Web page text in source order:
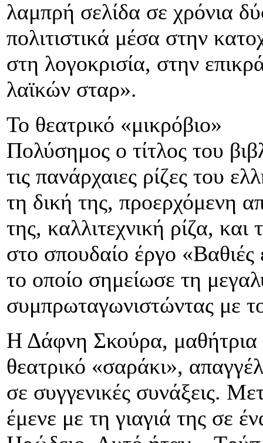
λαμπρή σελίδα σε χρόνια
πολιτιστικά μέσα στην
στη λογοκρισία, στην
λαϊκών σταρ».
Το θεατρικό «μικρόβιο»
Πολύσημος ο τίτλος του
τις πανάρχαιες ρίζες του
τη δική της, προερχόμενη
της, καλλιτεχνική ρίζα, και
στο σπουδαίο έργο «Βαθιές
το οποίο σημείωσε τη
συμπρωταγωνιστώντας με
Η Δάφνη Σκούρα, μαθήτρια
θεατρικό «σαράκι»,
σε συγγενικές συνάξεις.
έμενε με τη γιαγιά της σε